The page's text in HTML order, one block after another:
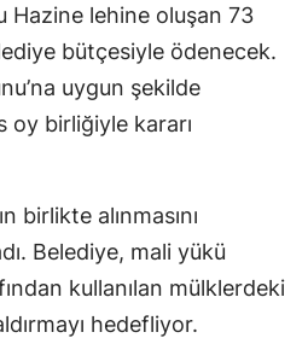
Hazine lehine oluşan 73
bütçesiyle ödenecek.
uygun şekilde
oy birliğiyle kararı
birlikte alınmasını
Belediye, mali yükü
kullanılan mülklerdeki
hedefliyor.